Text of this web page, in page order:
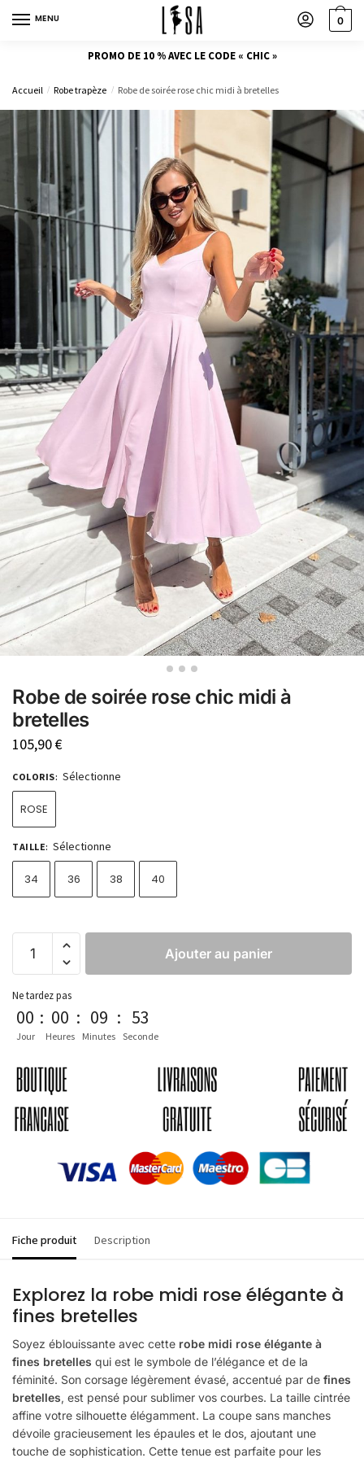
MENU 0
PROMO DE 10 % AVEC LE CODE « CHIC »
Accueil / Robe trapèze / Robe de soirée rose chic midi à bretelles
Robe de soirée rose chic midi à
bretelles
105,90€
COLORIS: Sélectionne
ROSE
TAILLE: Sélectionne
34 36 38 40
Ajouter au panier
Ne tardez pas
00
Jour
: 00
Heures
: 09
Minutes
: 53
Seconde
Fiche produit Description
Explorez la robe midi rose élégante à
fines bretelles
Soyez éblouissante avec cette robe midi rose élégante à
fines bretelles qui est le symbole de l’élégance et de la
féminité. Son corsage légèrement évasé, accentué par de fines
bretelles, est pensé pour sublimer vos courbes. La taille cintrée
affine votre silhouette élégamment. La coupe sans manches
dévoile gracieusement les épaules et le dos, ajoutant une
touche de sophistication. Cette tenue est parfaite pour les